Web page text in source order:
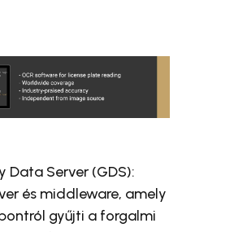
Data Server (GDS):
és middleware, amely
gyűjti a forgalmi